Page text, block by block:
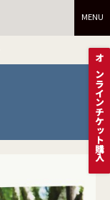
MENU
オンラインチケット購入